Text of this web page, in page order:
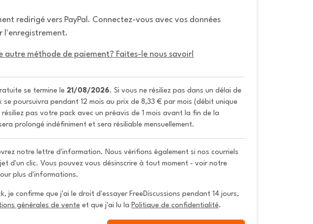
redirigé vers PayPal. Connectez-vous avec vos données
l'enregistrement.
autre méthode de paiement? Faites-le nous savoir!
se termine le 21/08/2026. Si vous ne résiliez pas dans un délai de
se poursuivra pendant 12 mois au prix de 8,33 € par mois (débit unique
pas votre pack avec un préavis de 1 mois avant la fin de la
prolongé indéfiniment et sera résiliable mensuellement.
notre lettre d'information. Nous vérifions également si nos courriels
d'un clic. Vous pouvez vous désinscrire à tout moment - voir notre
plus d'informations.
je confirme que j'ai le droit d'essayer FreeDiscussions pendant 14 jours,
générales de vente et que j'ai lu la Politique de confidentialité.